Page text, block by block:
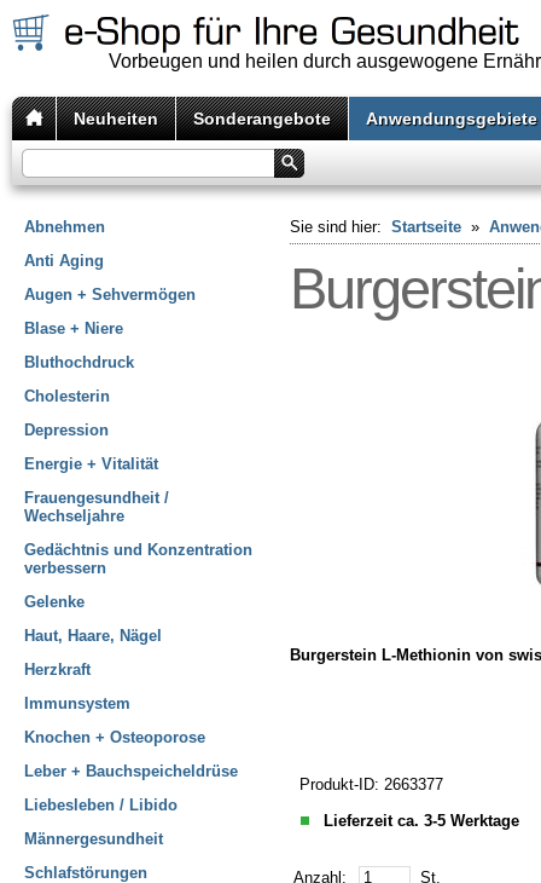
Vorbeugen und heilen durch ausgewogene
Neuheiten Sonderangebote Anwendungsgebiete
Abnehmen
Anti Aging
Augen + Sehvermögen
Blase + Niere
Bluthochdruck
Cholesterin
Depression
Energie + Vitalität
Frauengesundheit /
Wechseljahre
Gedächtnis und Konzentration
verbessern
Gelenke
Haut, Haare, Nägel
Herzkraft
Immunsystem
Knochen + Osteoporose
Leber + Bauchspeicheldrüse
Liebesleben / Libido
Männergesundheit
Schlafstörungen
Sie sind hier: Startseite »
Burgerstein L-Methionin von
Produkt-ID: 2663377
Lieferzeit ca. 3-5 Werktage
Anzahl: St.